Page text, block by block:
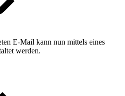
E-Mail kann nun mittels eines
werden.